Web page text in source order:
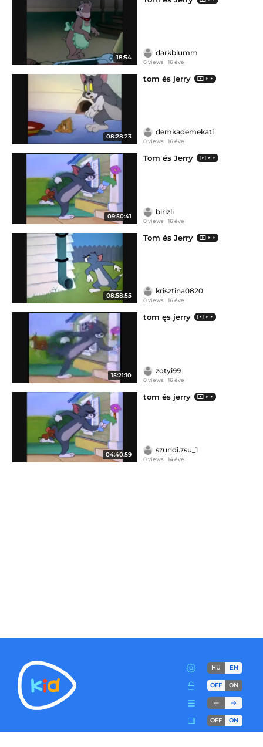
18:54
darkblumm
0 views 16 éve
08:28:23
tom és jerry
demkademekati
0 views 16 éve
09:50:41
Tom és Jerry
birizli
0 views 16 éve
08:58:55
Tom és Jerry
krisztina0820
0 views 16 éve
15:21:10
tom ęs jerry
zotyi99
0 views 16 éve
04:40:59
tom és jerry
szundi.zsu_1
0 views 14 éve
HU EN
OFF ON
OFF ON